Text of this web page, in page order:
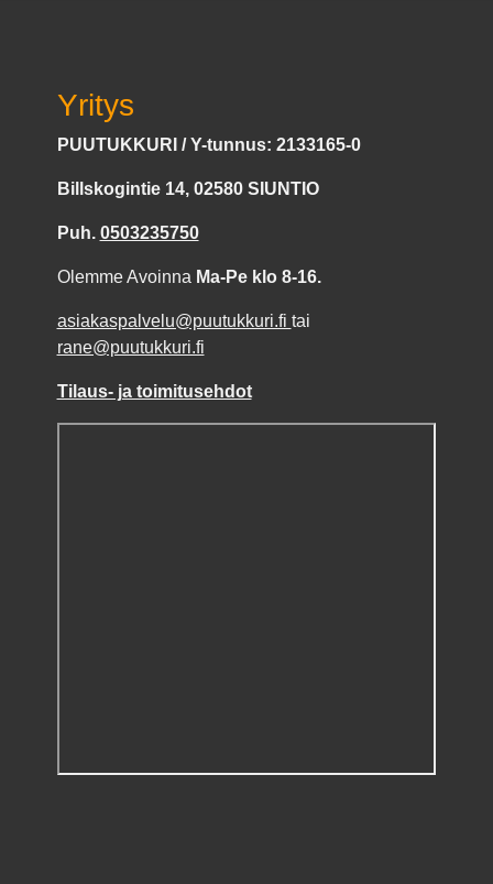
Yritys
PUUTUKKURI / Y-tunnus: 2133165-0
Billskogintie 14, 02580 SIUNTIO
Puh. 0503235750
Olemme Avoinna Ma-Pe klo 8-16.
asiakaspalvelu@puutukkuri.fi tai
rane@puutukkuri.fi
Tilaus- ja toimitusehdot